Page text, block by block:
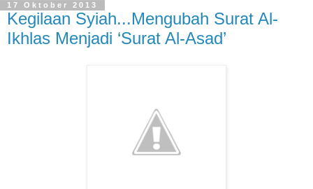
17 Oktober 2013
Kegilaan Syiah...Mengubah Surat Al-
Ikhlas Menjadi ‘Surat Al-Asad’